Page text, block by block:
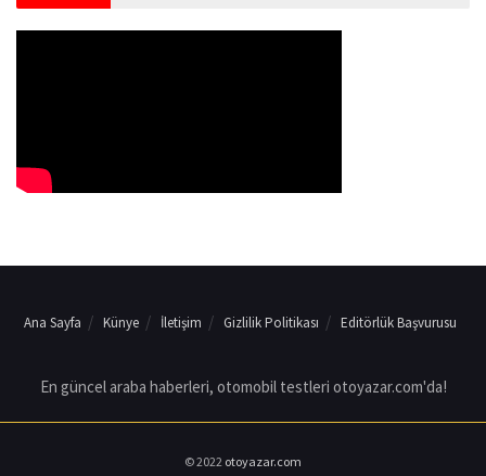
Ana Sayfa Künye İletişim Gizlilik Politikası Editörlük Başvurusu
En güncel araba haberleri, otomobil testleri otoyazar.com'da!
© 2022 otoyazar.com